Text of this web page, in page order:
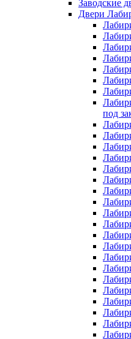
Заводские
Двери
под